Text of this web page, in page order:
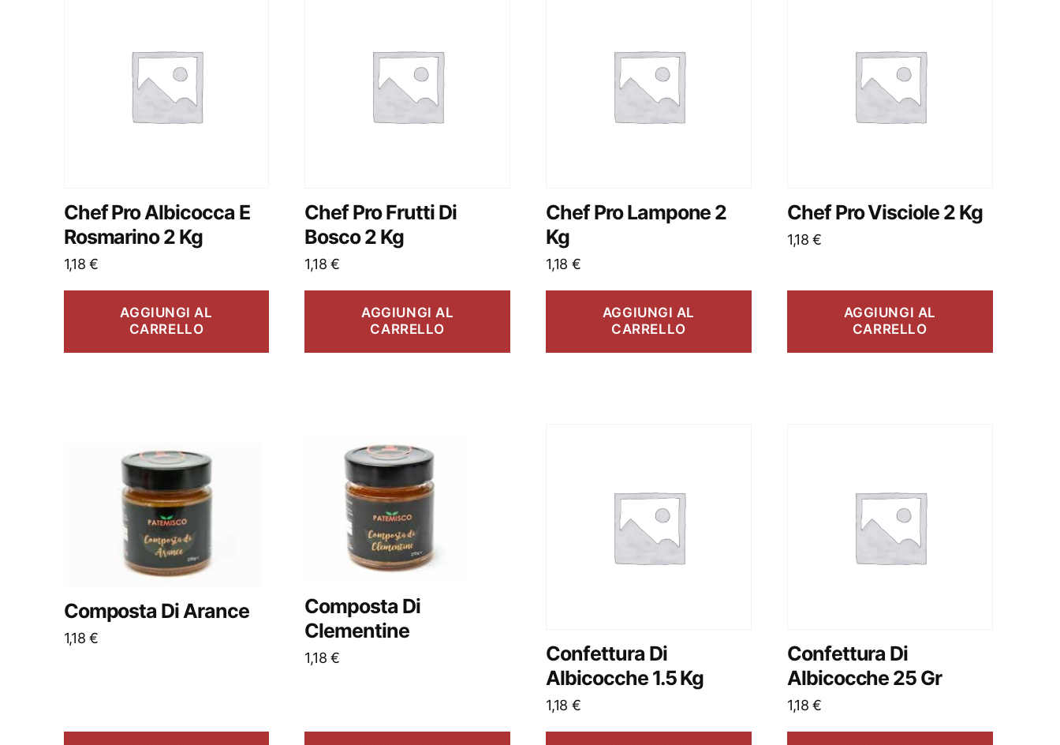
Chef Pro Albicocca E
Rosmarino 2 Kg
1,18€
AGGIUNGI AL
CARRELLO
Chef Pro Frutti Di
Bosco 2 Kg
1,18 €
AGGIUNGI AL
CARRELLO
Chef Pro Lampone 2
Kg
1,18 €
AGGIUNGI AL
CARRELLO
Chef Pro Visciole 2 Kg
1,18€
AGGIUNGI AL
CARRELLO
Composta Di Arance
1,18€
Composta Di
Clementine
1,18 €
Confettura Di
Albicocche 1.5 Kg
1,18 €
Confettura Di
Albicocche 25 Gr
1,18€